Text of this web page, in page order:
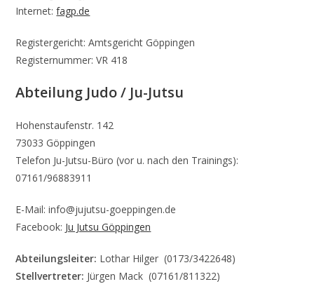
Internet:fagp.de
Registergericht: Amtsgericht Göppingen
Registernummer: VR 418
Abteilung Judo / Ju-Jutsu
Hohenstaufenstr. 142
73033 Göppingen
Telefon Ju-Jutsu-Büro (vor u. nach den Trainings):
07161/96883911
E-Mail: info@jujutsu-goeppingen.de
Facebook: Ju Jutsu Göppingen
Abteilungsleiter: Lothar Hilger (0173/3422648)
Stellvertreter: Jürgen Mack (07161/811322)